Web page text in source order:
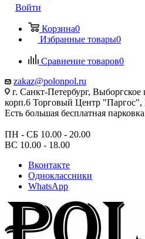
Войти
Корзина0
Избранные товары0
Сравнение товаров0
zakaz@polonpol.ru
г. Санкт-Петербург, Выборгское
корп.6 Торговый Центр "Паргос",
Есть большая бесплатная
ПН - СБ 10.00 - 20.00
ВС 10.00 - 18.00
Вконтакте
Одноклассники
WhatsApp